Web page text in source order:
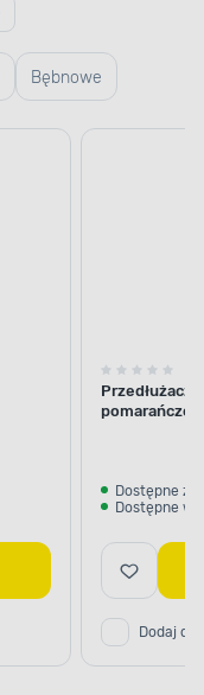
Bębnowe
Przedłużacz
Dostępne z
Dostępne w
Dodaj do